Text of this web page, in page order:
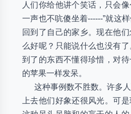
人们你给他讲个笑话，只会
一声也不吭傻坐着------”就这
回到了自己的家乡。现在他
么好呢？只能说什么也没有
到了的东西不懂得珍惜，对
的苹果一样发呆。
这种事例数不胜数。许多人
上去他们好象还很风光。可